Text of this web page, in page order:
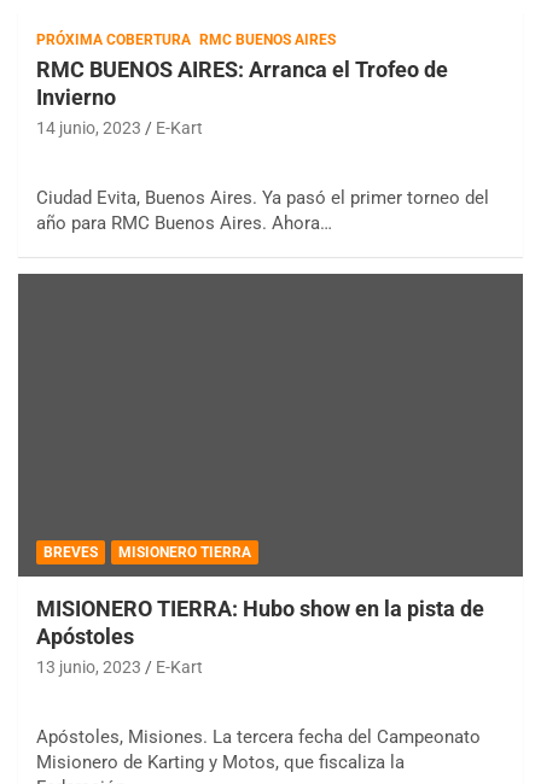
PRÓXIMA COBERTURA RMC BUENOS AIRES
RMC BUENOS AIRES: Arranca el Trofeo de
Invierno
14 junio, 2023 E-Kart
Ciudad Evita, Buenos Aires. Ya pasó el primer torneo del
año para RMC Buenos Aires. Ahora…
BREVES MISIONERO TIERRA
MISIONERO TIERRA: Hubo show en la pista de
Apóstoles
13 junio, 2023 E-Kart
Apóstoles, Misiones. La tercera fecha del Campeonato
Misionero de Karting y Motos, que fiscaliza la